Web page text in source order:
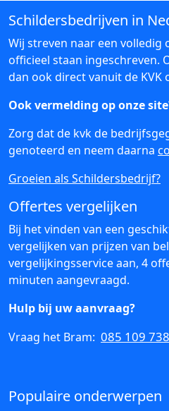
Schildersbedrijven in
Wij streven naar een volledig
officieel staan ingeschreven.
dan ook direct vanuit de KVK
Ook vermelding op onze
Zorg dat de kvk de
genoteerd en neem daarna
Groeien als Schildersbedrijf?
Offertes vergelijken
Bij het vinden van een
vergelijken van prijzen van
vergelijkingsservice aan, 4
minuten aangevraagd.
Hulp bij uw aanvraag?
Vraag het Bram: 085 109
Populaire onderwerpen